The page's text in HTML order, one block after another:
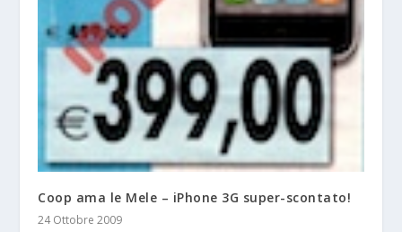
Coop ama le Mele – iPhone 3G super-scontato!
24 Ottobre 2009